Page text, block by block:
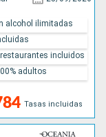
Tasas incluidas
alcohol ilimitadas
incluidos
adultos